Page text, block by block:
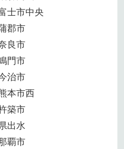
士市中央
郡市
良市
門市
治市
本市西
築市
出水
覇市